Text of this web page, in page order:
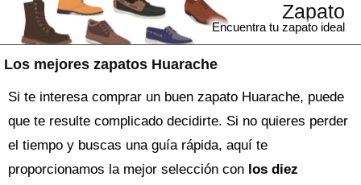
Los mejores zapatos Huarache
Zapato
Encuentra tu zapato ideal
Si te interesa comprar un buen zapato Huarache, puede
que te resulte complicado decidirte. Si no quieres perder
el tiempo y buscas una guía rápida, aquí te
proporcionamos la mejor selección con los diez